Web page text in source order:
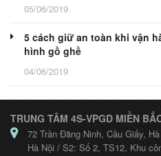
05/06/2019
5 cách giữ an toàn khi vận
hình gồ ghề
04/06/2019
TRUNG TÂM 4S-VPGD MIỀN
72 Trần Đăng Ninh, Cầu Giấy,
Hà Nội / S2: Số 2, TS12, Khu